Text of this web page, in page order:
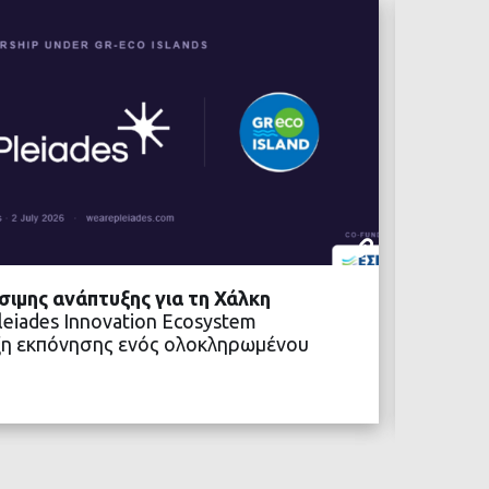
ανάπτυξης για τη Χάλκη
Innovation Ecosystem
εκπόνησης ενός ολοκληρωμένου